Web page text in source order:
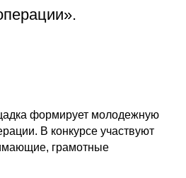
формирует молодежную
В конкурсе участвуют
грамотные